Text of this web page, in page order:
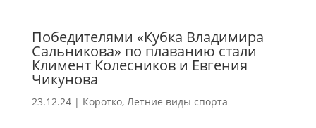
Победителями «Кубка Владимира
Сальникова» по плаванию стали
Климент Колесников и Евгения
Чикунова
23.12.24| Коротко, Летние виды спорта